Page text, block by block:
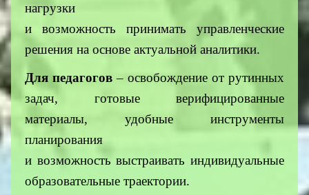
нагрузки
и возможность принимать управленческие
решения на основе актуальной аналитики.
Для педагогов – освобождение от рутинных
задач, готовые верифицированные
материалы, удобные инструменты
планирования
и возможность выстраивать индивидуальные
образовательные траектории.